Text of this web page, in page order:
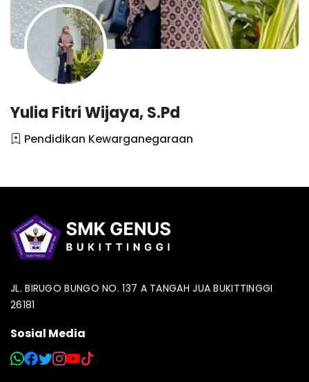
Yulia Fitri Wijaya, S.Pd
Pendidikan Kewarganegaraan
JL. BIRUGO BUNGO NO. 137 A TANGAH JUA BUKITTINGGI
26181
Sosial Media